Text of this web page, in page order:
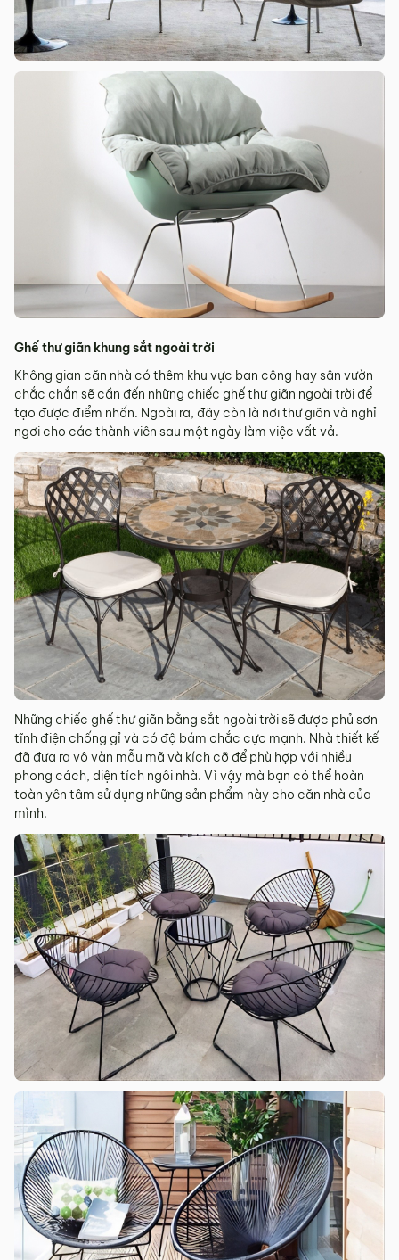
Ghế thư giãn khung sắt ngoài trời
Không gian căn nhà có thêm khu vực ban công hay sân vườn
chắc chắn sẽ cần đến những chiếc ghế thư giãn ngoài trời để
tạo được điểm nhấn. Ngoài ra, đây còn là nơi thư giãn và nghỉ
ngơi cho các thành viên sau một ngày làm việc vất vả.
Những chiếc ghế thư giãn bằng sắt ngoài trời sẽ được phủ sơn
tĩnh điện chống gỉ và có độ bám chắc cực mạnh. Nhà thiết kế
đã đưa ra vô vàn mẫu mã và kích cỡ để phù hợp với nhiều
phong cách, diện tích ngôi nhà. Vì vậy mà bạn có thể hoàn
toàn yên tâm sử dụng những sản phẩm này cho căn nhà của
mình.